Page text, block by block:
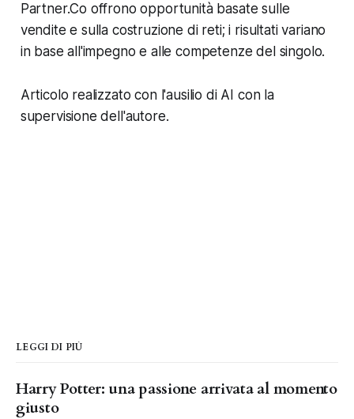
Partner.Co offrono opportunità basate sulle
vendite e sulla costruzione di reti; i risultati variano
in base all'impegno e alle competenze del singolo.
Articolo realizzato con l'ausilio di AI con la
supervisione dell'autore.
LEGGI DI PIÙ
Harry Potter: una passione arrivata al momento
giusto